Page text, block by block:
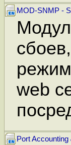
MOD-SNMP -
web
Port